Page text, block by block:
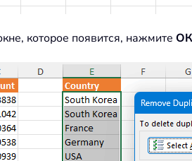
которое появится, нажмите ОК